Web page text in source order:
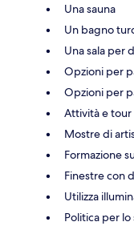
Una sauna
Un bagno
Una sala per
Opzioni per
Opzioni per
Attività e tour
Mostre di
Formazione
Finestre con
Utilizza
Politica per